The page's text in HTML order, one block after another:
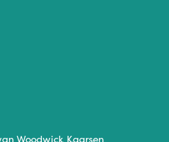
Woodwick Kaarsen